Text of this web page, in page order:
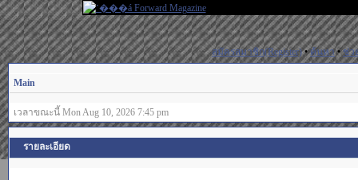
สมัครสมาชิก(Register)•ค้นหา•ช่ว
Main
เวลาขณะนี้ Mon Aug 10, 2026 7:45 pm
รายละเอียด